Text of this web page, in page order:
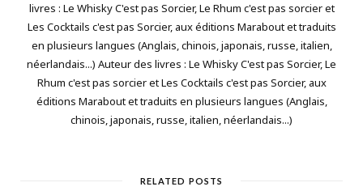
livres : Le Whisky C'est pas Sorcier, Le Rhum c'est pas sorcier et
Les Cocktails c'est pas Sorcier, aux éditions Marabout et traduits
en plusieurs langues (Anglais, chinois, japonais, russe, italien,
néerlandais...) Auteur des livres : Le Whisky C'est pas Sorcier, Le
Rhum c'est pas sorcier et Les Cocktails c'est pas Sorcier, aux
éditions Marabout et traduits en plusieurs langues (Anglais,
chinois, japonais, russe, italien, néerlandais...)
RELATED POSTS